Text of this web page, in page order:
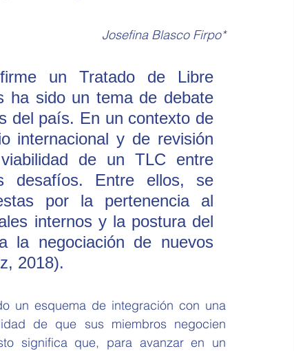
Josefina Blasco Firpo*
un Tratado de Libre
ha sido un tema de debate
del país. En un contexto de
internacional y de revisión
de un TLC entre
desafíos. Entre ellos, se
por la pertenencia al
internos y la postura del
la negociación de nuevos
2018).
de que sus miembros negocien
significa que, para avanzar en un